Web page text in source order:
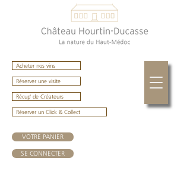
Acheter nos vins
Réserver une visite
Récup' de Créateurs
VOTRE PANIER
Réserver un Click & Collect
SE CONNECTER